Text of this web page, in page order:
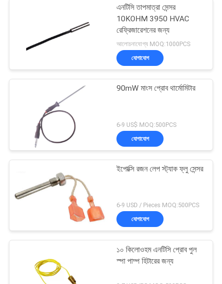
এনটিসি তাপমাত্রা সেন্সর
10KOHM 3950 HVAC
রেফ্রিজারেশনের জন্য
আলোচনাযোগ্য MOQ:1000PCS
যোগাযোগ
90mW মাংস প্রোব থার্মোমিটার
6-9 US$ MOQ:500PCS
যোগাযোগ
ইপোক্সি রজন লেপ স্ট্যাক ফ্লু সেন্সর
6-9 USD / Pieces MOQ:500PCS
যোগাযোগ
১০ কিলোওহম এনটিসি প্রোব পুল
স্পা পাম্প হিটারের জন্য